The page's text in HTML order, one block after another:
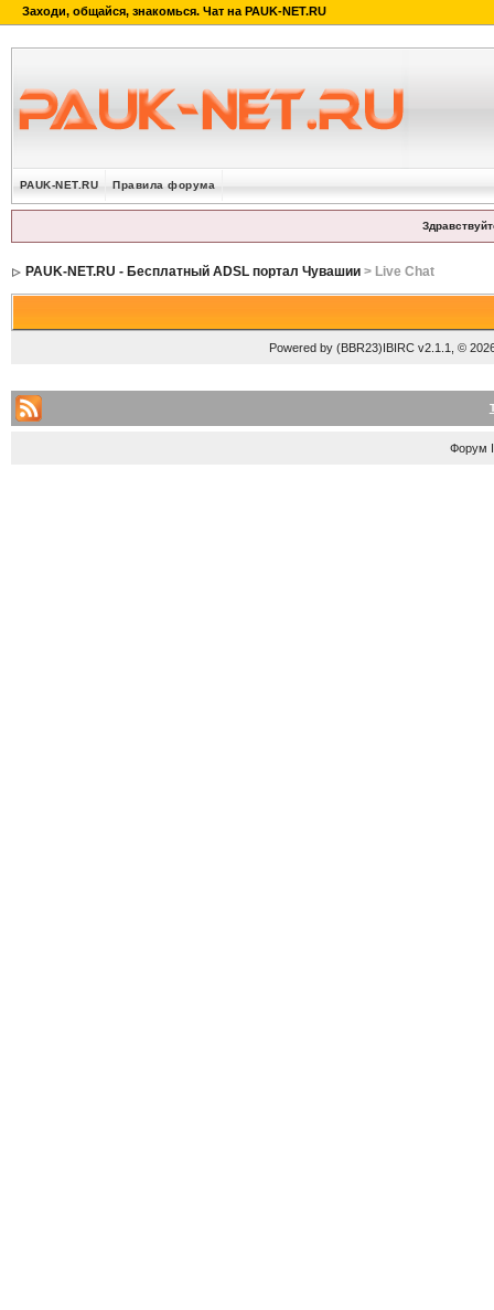
PAUK-NET.RU Правила форума
PAUK-NET.RU - Бесплатный ADSL портал Чувашии> Live Chat
Powered by(BBR23)IBIRC v2.1.1 , ©
Форум